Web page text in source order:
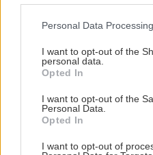
Personal Data
I want to opt-out of the
personal data.
Opted In
I want to opt-out of the
Personal Data.
Opted In
I want to opt-out of
Γαζίου και ξαφρίζουν
ΚΡΗΤΗ
του Νεάπολη - Άγιος
ΚΟΙΝΩΝΙΑ
ΕΠΙΣΤΗΜΗ